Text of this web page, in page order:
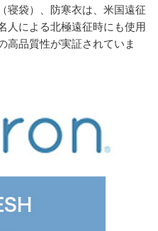
寝袋）、防寒衣は、米国遠征
人による北極遠征時にも使用
高品質性が実証されていま